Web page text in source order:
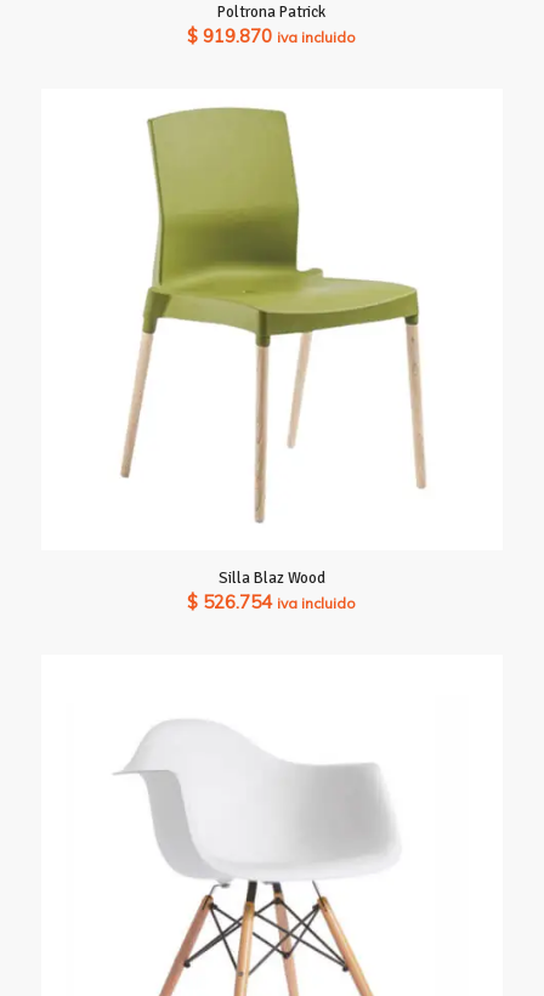
Poltrona Patrick
$ 919.870 iva incluido
Silla Blaz Wood
$ 526.754 iva incluido